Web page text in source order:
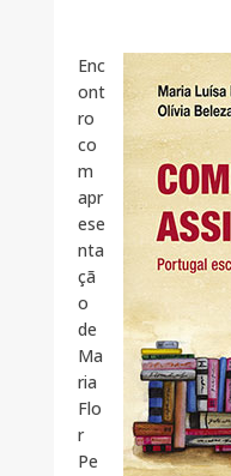
Enc
ont
ro
co
m
apr
ese
nta
çã
o
de
Ma
ria
Flo
r
Pe